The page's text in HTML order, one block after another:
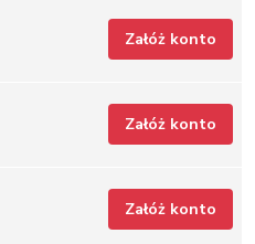
Załóż konto
Załóż konto
Załóż konto